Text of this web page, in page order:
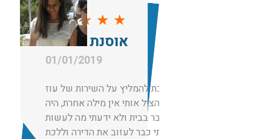
★★★ ★ ★
אוסנת רחמים
01/01/2019
חייבת להמליץ על השירות של עוז
שפשוט הציל אותי אין מילה אחרת, היה
לנו עכבר בבית ולא ידעתי מה לעשות
רציתי כבר לעזוב את הדירה וללכת